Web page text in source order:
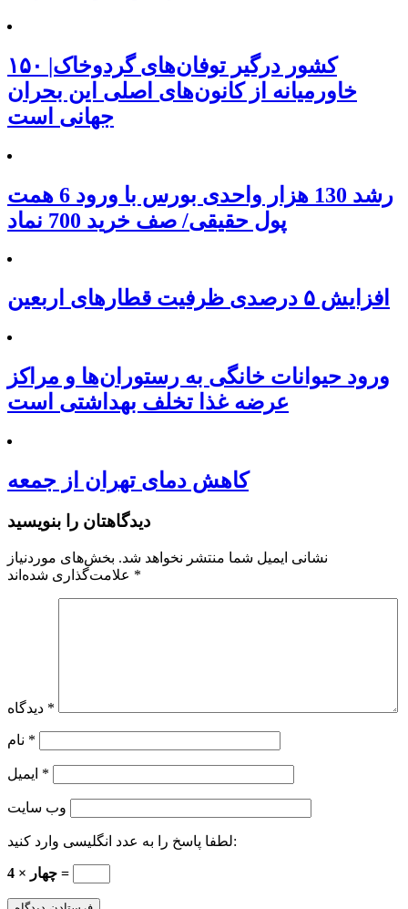
۱۵۰ کشور درگیر توفان‌های گردوخاک|
خاورمیانه از کانون‌های اصلی این بحران
جهانی است
رشد 130 هزار واحدی بورس با ورود 6 همت
پول حقیقی/ صف خرید 700 نماد
افزایش ۵ درصدی ظرفیت قطارهای اربعین
ورود حیوانات خانگی به رستوران‌ها و مراکز
عرضه غذا تخلف بهداشتی است
کاهش دمای تهران از جمعه
دیدگاهتان را بنویسید
نشانی ایمیل شما منتشر نخواهد شد. بخش‌های موردنیاز
*
*
*
*
وب‌ سایت
لطفا پاسخ را به عدد انگلیسی وارد کنید:
چهار × 4 =